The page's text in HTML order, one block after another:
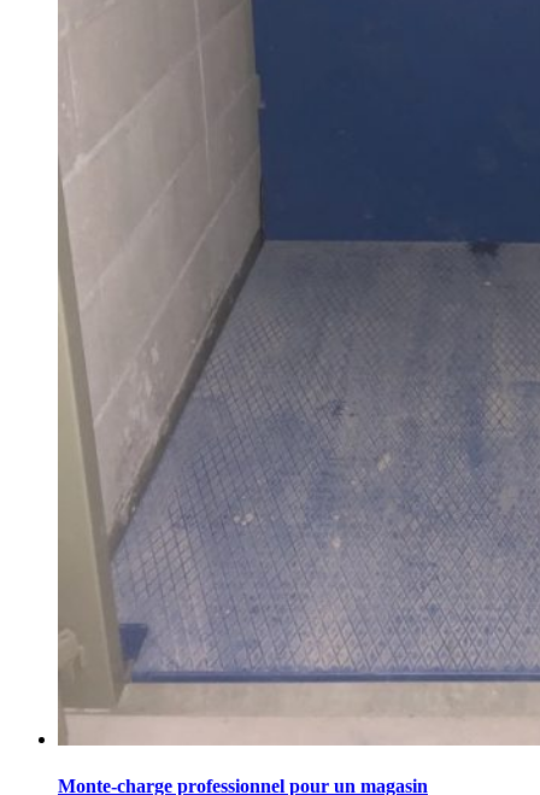
Monte-charge professionnel pour un magasin